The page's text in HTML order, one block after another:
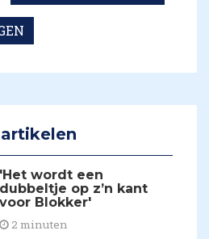
'Het wordt een
dubbeltje op z’n kant
voor Blokker'
2 minuten